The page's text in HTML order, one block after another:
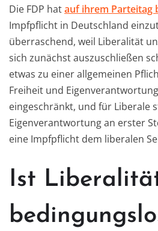
Die FDP hatauf ihrem Parteitag
Impfpflicht in Deutschland
überraschend, weil Liberalität
sich zunächst auszuschließen
etwas zu einer allgemeinen
Freiheit und
eingeschränkt, und für Liberale
Eigenverantwortung an erster
eine Impfpflicht dem liberalen
Ist